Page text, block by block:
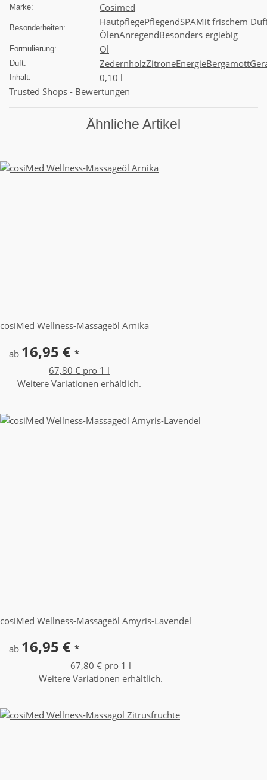
Marke: Cosimed
Besonderheiten:
HautpflegePflegendSPAMit frischem
ÖlenAnregendBesonders ergiebig
Formulierung: Öl
Duft: ZedernholzZitroneEnergieBergamott
Inhalt:
0,10 l
Trusted Shops - Bewertungen
Ähnliche Artikel
cosiMed Wellness-Massageöl Arnika
ab 16,95 € *
67,80 € pro 1 l
Weitere Variationen erhältlich.
cosiMed Wellness-Massageöl Amyris-Lavendel
ab 16,95 € *
67,80 € pro 1 l
Weitere Variationen erhältlich.